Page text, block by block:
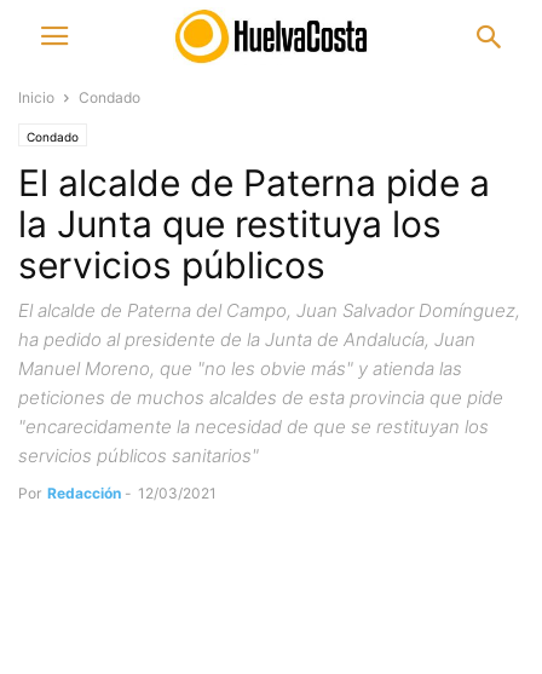
Inicio Condado
Condado
El alcalde de Paterna pide a
la Junta que restituya los
servicios públicos
El alcalde de Paterna del Campo, Juan Salvador Domínguez,
ha pedido al presidente de la Junta de Andalucía, Juan
Manuel Moreno, que "no les obvie más" y atienda las
peticiones de muchos alcaldes de esta provincia que pide
"encarecidamente la necesidad de que se restituyan los
servicios públicos sanitarios"
Por Redacción - 12/03/2021